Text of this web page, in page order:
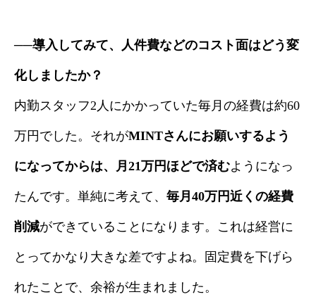
──導入してみて、人件費などのコスト面はどう変
化しましたか？
内勤スタッフ2人にかかっていた毎月の経費は約60
万円でした。それがMINTさんにお願いするよう
になってからは、月21万円ほどで済むようになっ
たんです。単純に考えて、 毎月40万円近くの経費
削減ができていることになります。これは経営に
とってかなり大きな差ですよね。固定費を下げら
れたことで、余裕が生まれました。